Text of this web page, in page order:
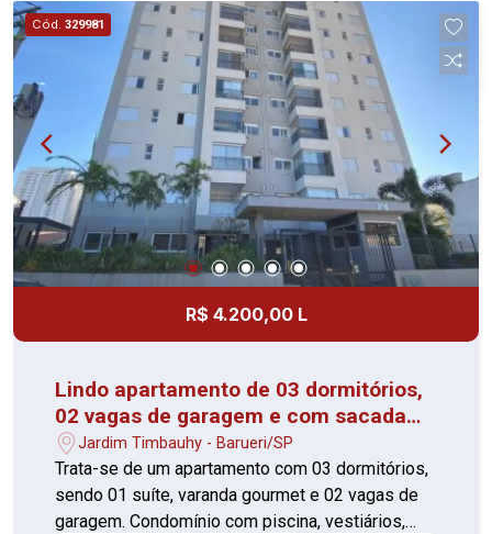
com piscina, salões de festas, Lan house, salão
de jogos, playground, quadra, churrasqueiras,
redário e pet care. Portaria 24h.
Cód. 329981
R$ 4.200,00 L
Lindo apartamento de 03 dormitórios,
02 vagas de garagem e com sacada
gourmet em Barueri - Oportunidade!
Jardim Timbauhy - Barueri/SP
Trata-se de um apartamento com 03 dormitórios,
sendo 01 suíte, varanda gourmet e 02 vagas de
garagem. Condomínio com piscina, vestiários,